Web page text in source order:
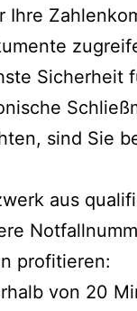
sind Sie
aus
profitieren:
von 20